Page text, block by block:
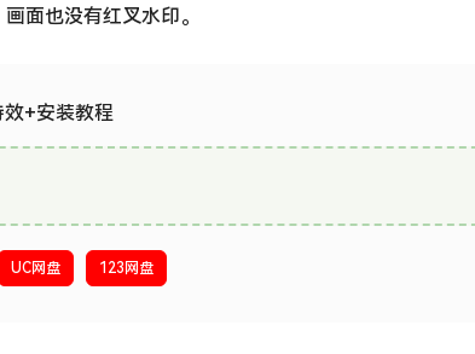
+安装教程